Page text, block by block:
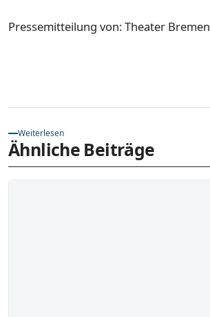
Pressemitteilung von: Theater Bremen
Weiterlesen
Ähnliche Beiträge